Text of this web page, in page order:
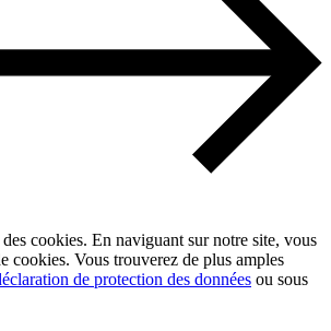
cookies. En naviguant sur notre site, vous
cookies. Vous trouverez de plus amples
de protection des données ou sous